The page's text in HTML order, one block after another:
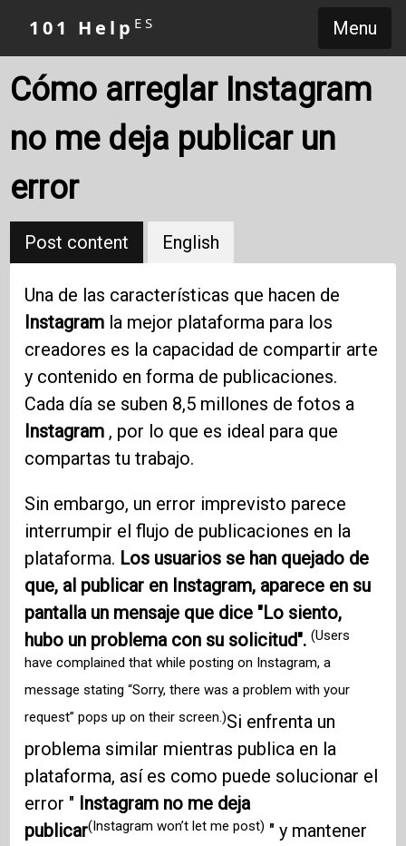
Menu
101 Help ES
Cómo arreglar Instagram
no me deja publicar un
error
Post content English
Una de las características que hacen de
Instagram la mejor plataforma para los
creadores es la capacidad de compartir arte
y contenido en forma de publicaciones.
Cada día se suben 8,5 millones de fotos a
Instagram , por lo que es ideal para que
compartas tu trabajo.
Sin embargo, un error imprevisto parece
interrumpir el flujo de publicaciones en la
plataforma. Los usuarios se han quejado de
que, al publicar en Instagram, aparece en su
pantalla un mensaje que dice "Lo siento,
hubo un problema con su solicitud".(Users
have complained that while posting on Instagram, a
message stating “Sorry, there was a problem with your
request” pops up on their screen.)Si enfrenta un
problema similar mientras publica en la
plataforma, así es como puede solucionar el
error " Instagram no me deja
publicar(Instagram won’t let me post) " y mantener